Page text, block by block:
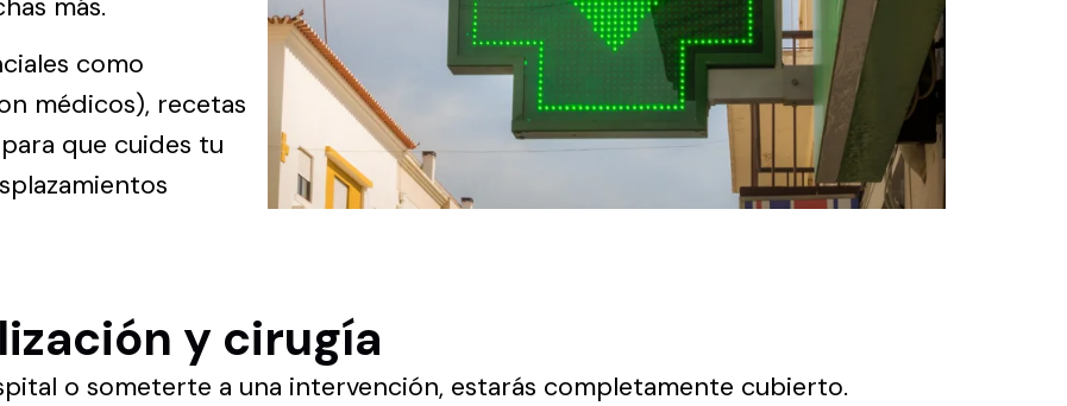
como
médicos), recetas
que cuides tu
y cirugía
o someterte a una intervención, estarás completamente cubierto.